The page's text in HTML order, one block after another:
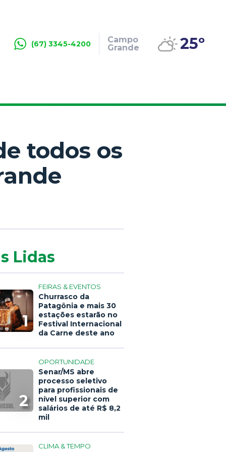
(67) 3345-4200
Campo
Grande
25º
todos os
Lidas
1
FEIRAS & EVENTOS
Churrasco da
Patagônia e mais 30
estações estarão no
Festival Internacional
da Carne deste ano
2
OPORTUNIDADE
Senar/MS abre
processo seletivo
para profissionais de
nível superior com
salários de até R$ 8,2
mil
CLIMA & TEMPO